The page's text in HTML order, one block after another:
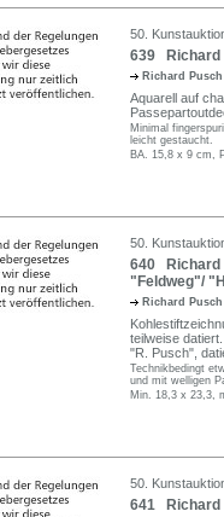
50.
639 Richard
Richard
Aquarell auf
Minimal
leicht gestaucht.
BA. 15,8 x 9 cm,
50.
640 Richard
"Feldweg"/
Richard
teilweise
"R. Pusch",
Technikbedingt
und mit welligen
Min. 18,3 x 23,3,
50.
641 Richard